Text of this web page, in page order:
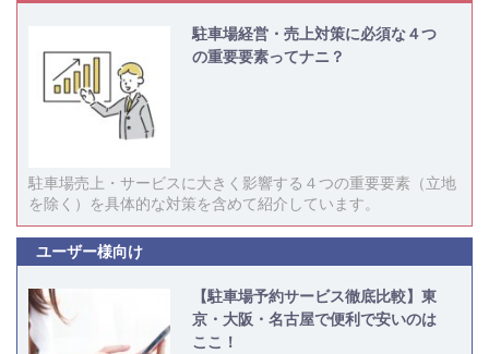
駐車場経営・売上対策に必須な４つ
の重要要素ってナニ？
駐車場売上・サービスに大きく影響する４つの重要要素（立地
を除く）を具体的な対策を含めて紹介しています。
ユーザー様向け
【駐車場予約サービス徹底比較】東
京・大阪・名古屋で便利で安いのは
ここ！